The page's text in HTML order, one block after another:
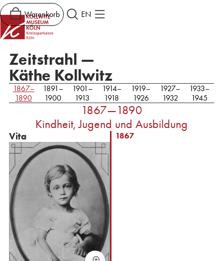
Warenkorb EN
Zeitstrahl —
Käthe Kollwitz
1867–
1890
1891–
1900
1901–
1913
1914–
1918
1919–
1926
1927–
1932
1933–
1945
1867—1890
Kindheit, Jugend und Ausbildung
Vita 1867